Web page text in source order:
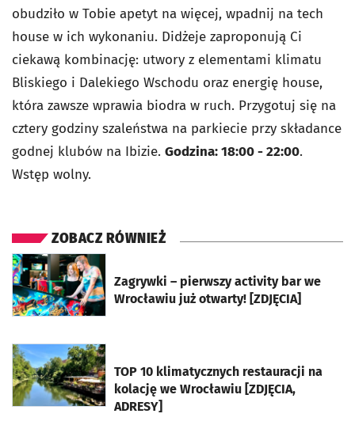
obudziło w Tobie apetyt na więcej, wpadnij na tech
house w ich wykonaniu. Didżeje zaproponują Ci
ciekawą kombinację: utwory z elementami klimatu
Bliskiego i Dalekiego Wschodu oraz energię house,
która zawsze wprawia biodra w ruch. Przygotuj się na
cztery godziny szaleństwa na parkiecie przy składance
godnej klubów na Ibizie. Godzina: 18:00 - 22:00.
Wstęp wolny.
ZOBACZ RÓWNIEŻ
Zagrywki – pierwszy activity bar we
Wrocławiu już otwarty! [ZDJĘCIA]
otworzy się w nowej karcie
TOP 10 klimatycznych restauracji na
kolację we Wrocławiu [ZDJĘCIA,
ADRESY]
otworzy się w nowej karcie